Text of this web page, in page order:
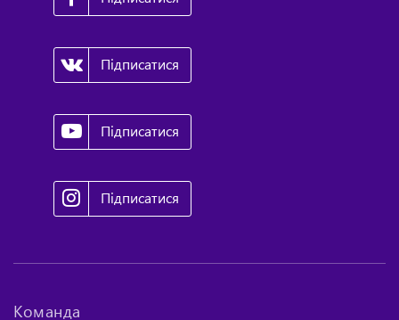
Підписатися
Підписатися
Підписатися
Команда